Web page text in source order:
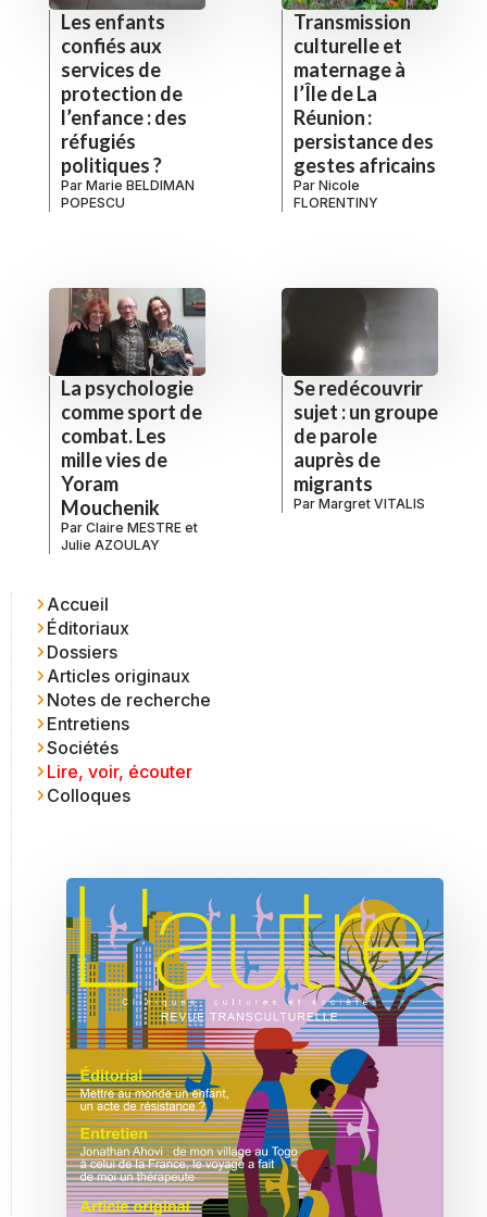
Les enfants
confiés aux
services de
protection de
l’enfance : des
réfugiés
politiques ?
Par Marie BELDIMAN
POPESCU
Transmission
culturelle et
maternage à
l’Île de La
Réunion :
persistance des
gestes africains
Par Nicole
FLORENTINY
La psychologie
comme sport de
combat. Les
mille vies de
Yoram
Mouchenik
Par Claire MESTRE et
Julie AZOULAY
Se redécouvrir
sujet : un groupe
de parole
auprès de
migrants
Par Margret VITALIS
Accueil
Éditoriaux
Dossiers
Articles originaux
Notes de recherche
Entretiens
Sociétés
Lire, voir, écouter
Colloques